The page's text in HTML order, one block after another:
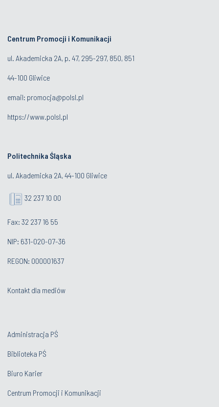
Centrum Promocji i Komunikacji
ul. Akademicka 2A, p. 47, 295-297, 850, 851
44-100 Gliwice
email: promocja@polsl.pl
https://www.polsl.pl
Politechnika Śląska
ul. Akademicka 2A, 44-100 Gliwice
32 237 10 00
Fax: 32 237 16 55
NIP: 631-020-07-36
REGON: 000001637
Kontakt dla mediów
Administracja PŚ
Biblioteka PŚ
Biuro Karier
Centrum Promocji i Komunikacji